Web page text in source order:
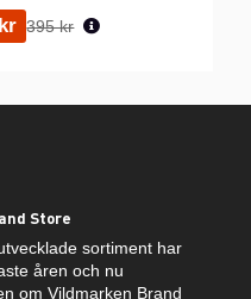
Ordinarie pris:
395 kr
Store
sortiment har
åren och nu
om Vildmarken Brand